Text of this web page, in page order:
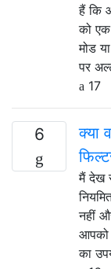
हैं कि
को
मोड
पर
17
6
क्या
मैं देख
नहीं
आपको
का